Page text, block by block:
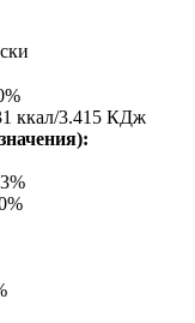
ккал/3.415 КДж